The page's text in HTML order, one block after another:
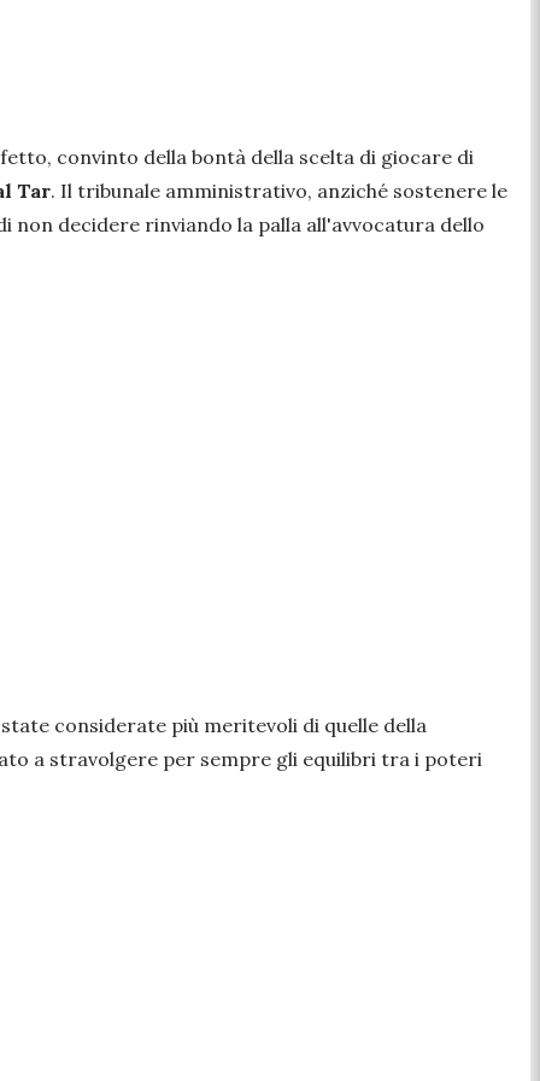
convinto della bontà della scelta di giocare di
Tar. Il tribunale amministrativo, anziché sostenere le
non decidere rinviando la palla all'avvocatura dello
considerate più meritevoli di quelle della
a stravolgere per sempre gli equilibri tra i poteri